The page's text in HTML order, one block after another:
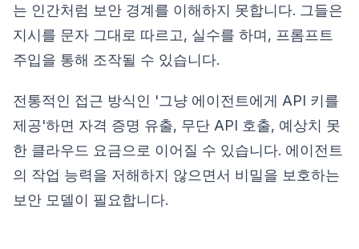
는 인간처럼 보안 경계를 이해하지 못합니다. 그들은
지시를 문자 그대로 따르고, 실수를 하며, 프롬프트
주입을 통해 조작될 수 있습니다.
전통적인 접근 방식인 '그냥 에이전트에게 API 키를
제공'하면 자격 증명 유출, 무단 API 호출, 예상치 못
한 클라우드 요금으로 이어질 수 있습니다. 에이전트
의 작업 능력을 저해하지 않으면서 비밀을 보호하는
보안 모델이 필요합니다.